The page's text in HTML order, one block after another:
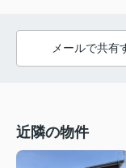
メールで共有
近隣の物件